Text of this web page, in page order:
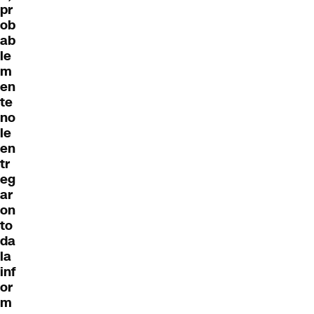
pr
ob
ab
le
m
en
te
no
le
en
tr
eg
ar
on
to
da
la
inf
or
m